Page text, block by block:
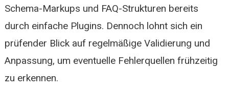
Schema-Markups und FAQ-Strukturen bereits
durch einfache Plugins. Dennoch lohnt sich ein
prüfender Blick auf regelmäßige Validierung und
Anpassung, um eventuelle Fehlerquellen frühzeitig
zu erkennen.